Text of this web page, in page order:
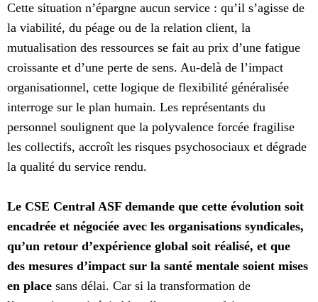
Cette situation n’épargne aucun service : qu’il s’agisse de
la viabilité, du péage ou de la relation client, la
mutualisation des ressources se fait au prix d’une fatigue
croissante et d’une perte de sens. Au-delà de l’impact
organisationnel, cette logique de flexibilité généralisée
interroge sur le plan humain. Les représentants du
personnel soulignent que la polyvalence forcée fragilise
les collectifs, accroît les risques psychosociaux et dégrade
la qualité du service rendu.
Le CSE Central ASF demande que cette évolution soit
encadrée et négociée avec les organisations syndicales,
qu’un retour d’expérience global soit réalisé, et que
des mesures d’impact sur la santé mentale soient mises
en place sans délai. Car si la transformation de